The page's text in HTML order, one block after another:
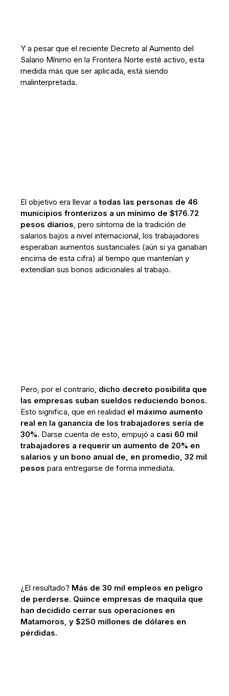
Y a pesar que el reciente Decreto al Aumento del
Salario Mínimo en la Frontera Norte esté activo, esta
medida más que ser aplicada, está siendo
malinterpretada.
El objetivo era llevar atodas las personas de 46
municipios fronterizos a un mínimo de $176.72
pesos diarios, pero síntoma de la tradición de
salarios bajos a nivel internacional, los trabajadores
esperaban aumentos sustanciales (aún si ya ganaban
encima de esta cifra) al tiempo que mantenían y
extendían sus bonos adicionales al trabajo.
Pero, por el contrario, dicho decreto posibilita que
las empresas suban sueldos reduciendo bonos.
Esto significa, que en realidad el máximo aumento
real en la ganancia de los trabajadores sería de
30%. Darse cuenta de esto, empujó a casi 60 mil
trabajadores a requerir un aumento de 20% en
salarios y un bono anual de, en promedio, 32 mil
pesos para entregarse de forma inmediata.
¿El resultado? Más de 30 mil empleos en peligro
de perderse. Quince empresas de maquila que
han decidido cerrar sus operaciones en
Matamoros, y $250 millones de dólares en
pérdidas.